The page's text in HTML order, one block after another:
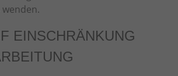
EINSCHRÄNKUNG